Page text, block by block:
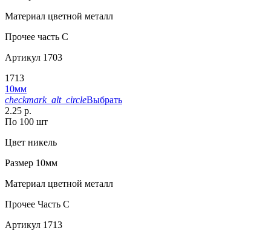
Материал цветной металл
Прочее часть С
Артикул 1703
1713
10мм
checkmark_alt_circleВыбрать
2.25 р.
По 100 шт
Цвет никель
Размер 10мм
Материал цветной металл
Прочее Часть С
Артикул 1713